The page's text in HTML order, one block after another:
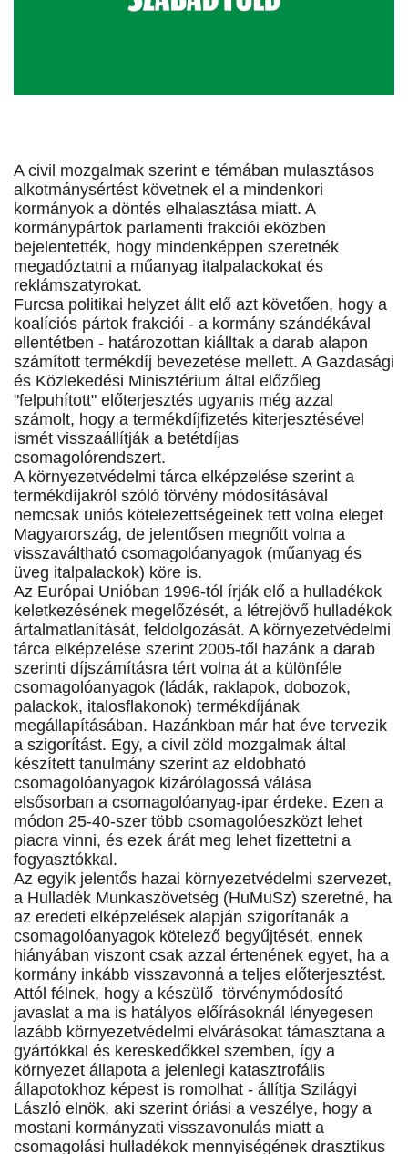
A civil mozgalmak szerint e témában mulasztásos
alkotmánysértést követnek el a mindenkori
kormányok a döntés elhalasztása miatt. A
kormánypártok parlamenti frakciói eközben
bejelentették, hogy mindenképpen szeretnék
megadóztatni a műanyag italpalackokat és
reklámszatyrokat.
Furcsa politikai helyzet állt elő azt követően, hogy a
koalíciós pártok frakciói - a kormány szándékával
ellentétben - határozottan kiálltak a darab alapon
számított termékdíj bevezetése mellett. A Gazdasági
és Közlekedési Minisztérium által előzőleg
"felpuhított" előterjesztés ugyanis még azzal
számolt, hogy a termékdíjfizetés kiterjesztésével
ismét visszaállítják a betétdíjas
csomagolórendszert.
A környezetvédelmi tárca elképzelése szerint a
termékdíjakról szóló törvény módosításával
nemcsak uniós kötelezettségeinek tett volna eleget
Magyarország, de jelentősen megnőtt volna a
visszaváltható csomagolóanyagok (műanyag és
üveg italpalackok) köre is.
Az Európai Unióban 1996-tól írják elő a hulladékok
keletkezésének megelőzését, a létrejövő hulladékok
ártalmatlanítását, feldolgozását. A környezetvédelmi
tárca elképzelése szerint 2005-től hazánk a darab
szerinti díjszámításra tért volna át a különféle
csomagolóanyagok (ládák, raklapok, dobozok,
palackok, italosflakonok) termékdíjának
megállapításában. Hazánkban már hat éve tervezik
a szigorítást. Egy, a civil zöld mozgalmak által
készített tanulmány szerint az eldobható
csomagolóanyagok kizárólagossá válása
elsősorban a csomagolóanyag-ipar érdeke. Ezen a
módon 25-40-szer több csomagolóeszközt lehet
piacra vinni, és ezek árát meg lehet fizettetni a
fogyasztókkal.
Az egyik jelentős hazai környezetvédelmi szervezet,
a Hulladék Munkaszövetség (HuMuSz) szeretné, ha
az eredeti elképzelések alapján szigorítanák a
csomagolóanyagok kötelező begyűjtését, ennek
hiányában viszont csak azzal értenének egyet, ha a
kormány inkább visszavonná a teljes előterjesztést.
Attól félnek, hogy a készülő törvénymódosító
javaslat a ma is hatályos előírásoknál lényegesen
lazább környezetvédelmi elvárásokat támasztana a
gyártókkal és kereskedőkkel szemben, így a
környezet állapota a jelenlegi katasztrofális
állapotokhoz képest is romolhat - állítja Szilágyi
László elnök, aki szerint óriási a veszélye, hogy a
mostani kormányzati visszavonulás miatt a
csomagolási hulladékok mennyiségének drasztikus